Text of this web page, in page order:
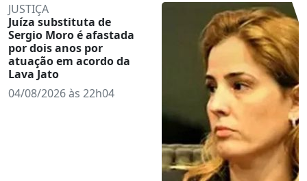
JUSTIÇA
Juíza substituta de
Sergio Moro é afastada
por dois anos por
atuação em acordo da
Lava Jato
04/08/2026 às 22h04